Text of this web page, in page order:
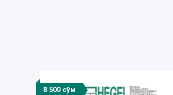
8 500 сўм